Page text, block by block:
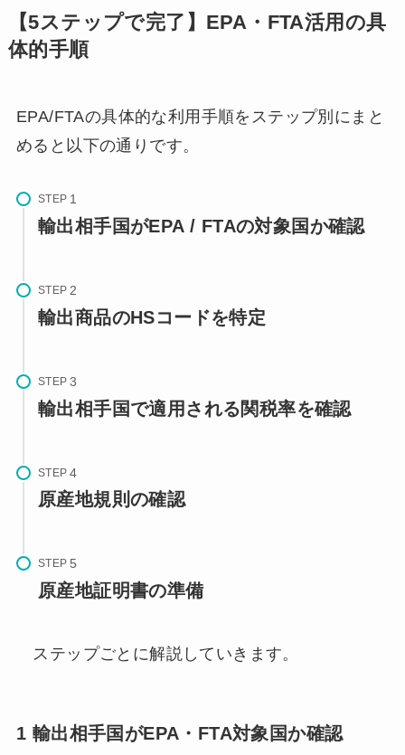
【5ステップで完了】EPA・FTA活用の具
体的手順
EPA/FTAの具体的な利用手順をステップ別にまと
めると以下の通りです。
STEP
輸出相手国がEPA / FTAの対象国か確認
STEP
輸出商品のHSコードを特定
STEP
輸出相手国で適用される関税率を確認
STEP
原産地規則の確認
STEP
原産地証明書の準備
ステップごとに解説していきます。
1 輸出相手国がEPA・FTA対象国か確認